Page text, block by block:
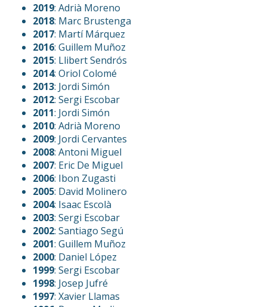
2019: Adrià Moreno
2018: Marc Brustenga
2017: Martí Márquez
2016: Guillem Muñoz
2015: Llibert Sendrós
2014: Oriol Colomé
2013: Jordi Simón
2012: Sergi Escobar
2011: Jordi Simón
2010: Adrià Moreno
2009: Jordi Cervantes
2008: Antoni Miguel
2007: Eric De Miguel
2006: Ibon Zugasti
2005: David Molinero
2004: Isaac Escolà
2003: Sergi Escobar
2002: Santiago Segú
2001: Guillem Muñoz
2000: Daniel López
1999: Sergi Escobar
1998: Josep Jufré
1997: Xavier Llamas